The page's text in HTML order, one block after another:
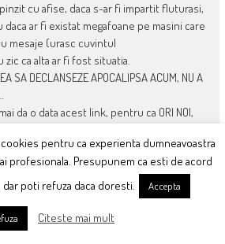
cu afise, daca s-ar fi impartit fluturasi,
ar fi existat megafoane pe masini care
mesaje (urasc cuvintul
ca alta ar fi fost situatia.
SA DECLANSEZE APOCALIPSA ACUM, NU A
da o data acest link, pentru ca ORI NOI,
ori asta inseamna moartea democratiei,
CUM ZICE MB.
pentru ca experienta dumneavoastra
profesionala. Presupunem ca esti de acord
poti refuza daca doresti.
Accepta
Citeste mai mult